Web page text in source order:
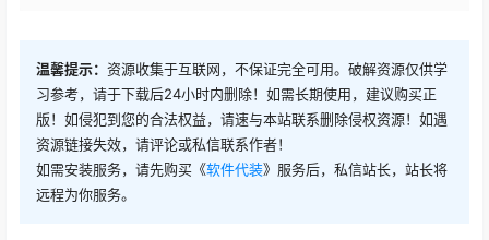
温馨提示： 资源收集于互联网，不保证完全可用。破解资源仅供学
习参考，请于下载后24小时内删除！如需长期使用，建议购买正
版！如侵犯到您的合法权益，请速与本站联系删除侵权资源！如遇
资源链接失效，请评论或私信联系作者！
如需安装服务，请先购买《软件代装》服务后，私信站长，站长将
远程为你服务。